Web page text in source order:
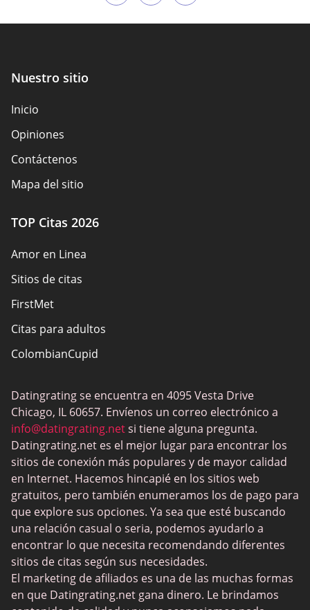
Nuestro sitio
Inicio
Opiniones
Contáctenos
Mapa del sitio
TOP Citas 2026
Amor en Linea
Sitios de citas
FirstMet
Citas para adultos
ColombianCupid
MeetMindful
Citas BDSM
BBPeopleMeet
Sitios Sugar Daddy
JPeopleMeet
Trans Dating
Sitios de citas para personas mayores
MyLOL
Citas gay
Datingrating se encuentra en 4095 Vesta Drive
Chicago, IL 60657. Envíenos un correo electrónico a
info@datingrating.netsi tiene alguna pregunta.
Datingrating.net es el mejor lugar para encontrar los
sitios de conexión más populares y de mayor calidad
en Internet. Hacemos hincapié en los sitios web
gratuitos, pero también enumeramos los de pago para
que explore sus opciones. Ya sea que esté buscando
una relación casual o seria, podemos ayudarlo a
encontrar lo que necesita recomendando diferentes
sitios de citas según sus necesidades.
El marketing de afiliados es una de las muchas formas
en que Datingrating.net gana dinero. Le brindamos